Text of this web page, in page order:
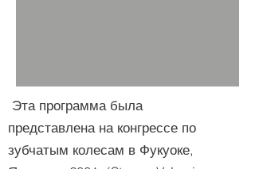
Эта программа была
представлена на конгрессе по
зубчатым колесам в Фукуоке,